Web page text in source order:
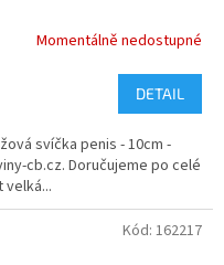
Momentálně nedostupné
DETAIL
svíčka penis - 10cm -
cb.cz. Doručujeme po celé
Kód: 162217